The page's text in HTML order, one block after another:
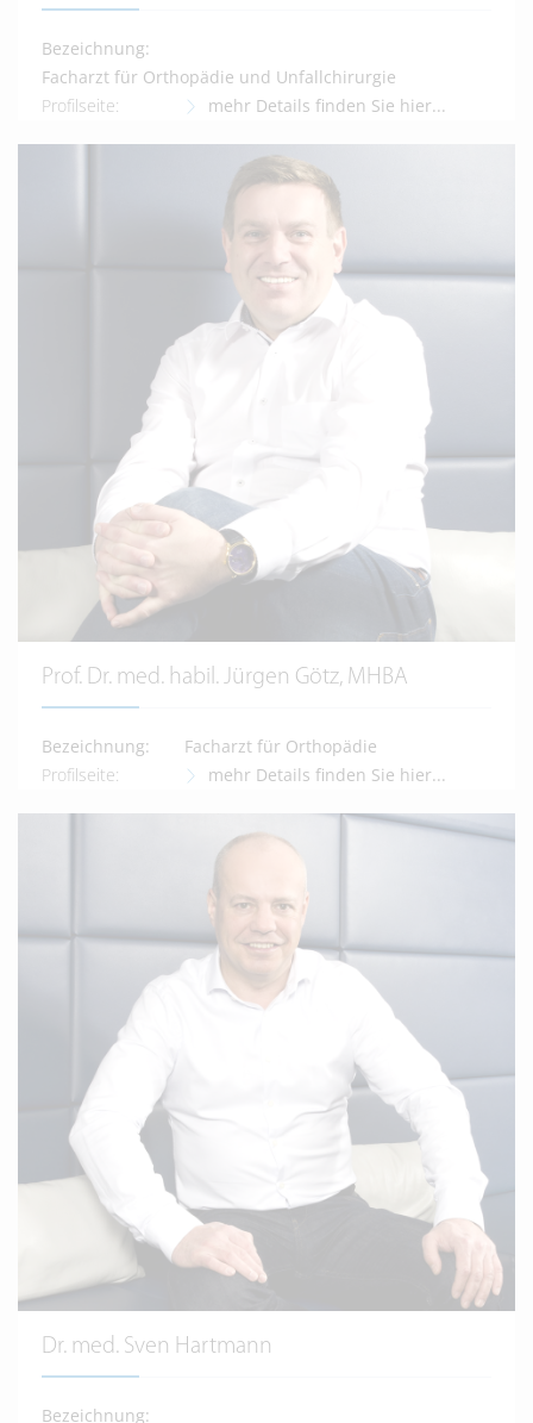
Bezeichnung:
Facharzt für Orthopädie und Unfallchirurgie
Profilseite:
mehr Details finden Sie hier...
Prof. Dr. med. habil. Jürgen Götz, MHBA
Bezeichnung:
Facharzt für Orthopädie
Profilseite:
mehr Details finden Sie hier...
Dr. med. Sven Hartmann
Bezeichnung: